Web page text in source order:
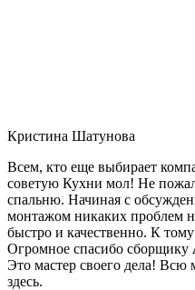
Кристина Шатунова
Всем, кто еще выбирает
советую Кухни мол! Не
спальню. Начиная с
монтажом никаких проблем
быстро и качественно. К
Огромное спасибо сборщику
Это мастер своего дела! Всю
здесь.